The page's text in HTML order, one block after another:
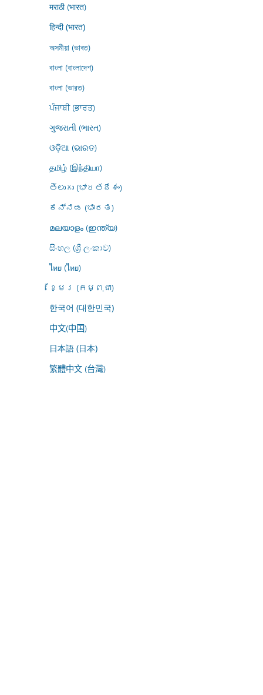
मराठी (भारत)
हिन्दी (भारत)
অসমীয়া (ভাৰত)
বাংলা (বাংলাদেশ)
বাংলা (ভারত)
ਪੰਜਾਬੀ (ਭਾਰਤ)
ગુજરાતી (ભારત)
ଓଡ଼ିଆ (ଭାରତ)
தமிழ் (இந்தியா)
తెలుగు (భారతదేశం)
ಕನ್ನಡ (ಭಾರತ)
മലയാളം (ഇന്ത്യ)
සිංහල (ශ්‍රී ලංකාව)
ไทย (ไทย)
ខ្មែរ (កម្ពុជា)
한국어 (대한민국)
中文(中国)
日本語 (日本)
繁體中文 (台灣)